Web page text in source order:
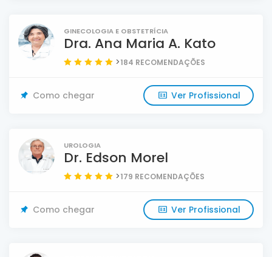
GINECOLOGIA E OBSTETRÍ­CIA
Dra. Ana Maria A. Kato
>184 RECOMENDAÇÕES
Como chegar Ver Profissional
UROLOGIA
Dr. Edson Morel
>179 RECOMENDAÇÕES
Como chegar Ver Profissional